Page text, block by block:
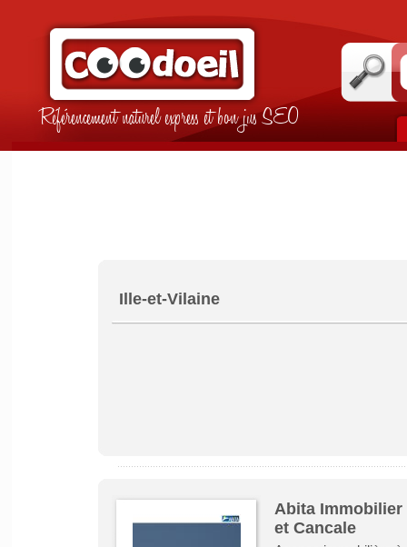
Référencement naturel express et bon jus SEO
Ille-et-Vilaine
Abita Immobilier
et Cancale